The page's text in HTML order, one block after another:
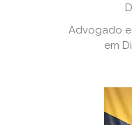
Advogado
em